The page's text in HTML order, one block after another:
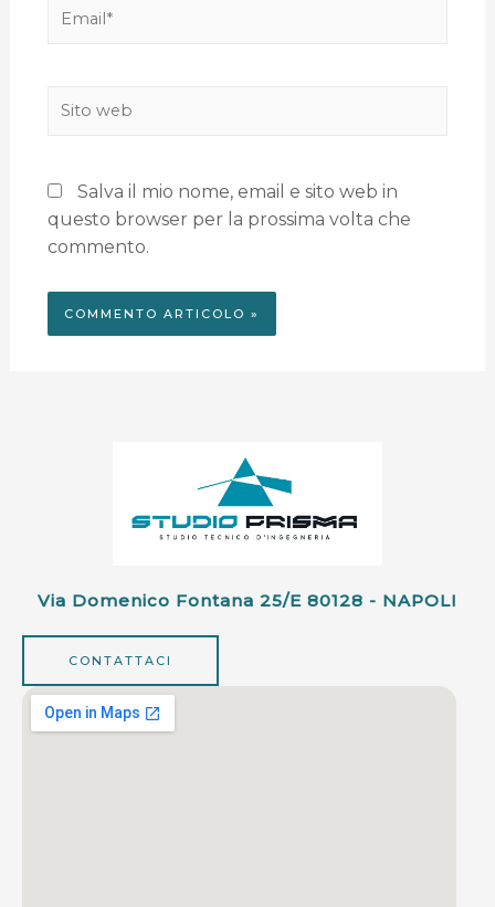
Salva il mio nome, email e sito web in
questo browser per la prossima volta che
commento.
Via Domenico Fontana 25/e 80128 - NAPOLI
CONTATTACI